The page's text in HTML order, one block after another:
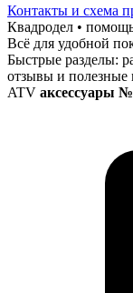
Контакты и схема
Квадродел •
Всё для удобной
Быстрые разделы:
отзывы и полезные
ATV аксессуары